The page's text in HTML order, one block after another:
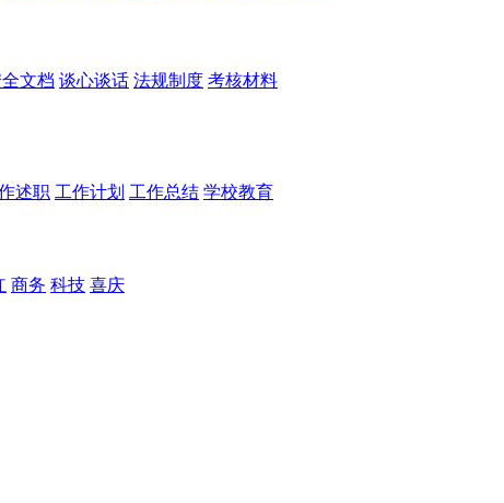
文档 谈心谈话 法规制度 考核材料
述职 工作计划 工作总结 学校教育
商务 科技 喜庆